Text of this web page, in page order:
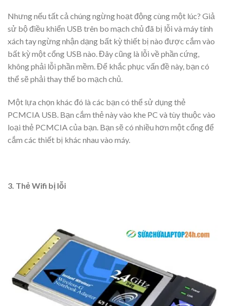
Nhưng nếu tất cả chúng ngừng hoạt động cùng một lúc? Giả
sử bộ điều khiển USB trên bo mạch chủ đã bị lỗi và máy tính
xách tay ngừng nhận dạng bất kỳ thiết bị nào được cắm vào
bất kỳ một cổng USB nào. Đây cũng là lỗi về phần cứng,
không phải lỗi phần mềm. Để khắc phục vấn đề này, bạn có
thể sẽ phải thay thế bo mạch chủ.
Một lựa chọn khác đó là các bạn có thể sử dụng thẻ
PCMCIA USB. Bạn cắm thẻ này vào khe PC và tùy thuộc vào
loại thẻ PCMCIA của bạn. Bạn sẽ có nhiều hơn một cổng để
cắm các thiết bị khác nhau vào máy.
3. Thẻ Wifi bị lỗi